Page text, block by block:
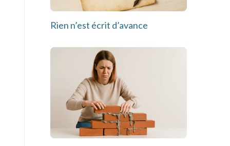
Rien n’est écrit d’avance